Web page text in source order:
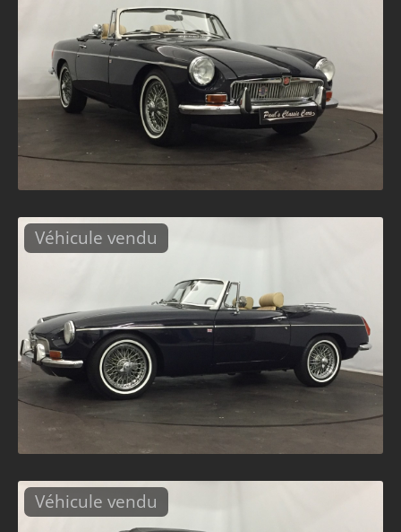
Véhicule vendu
Véhicule vendu